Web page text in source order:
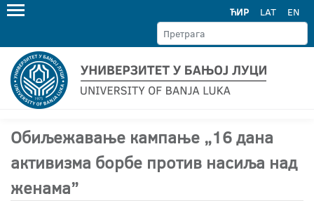
ЋИР LAT EN
Обиљежавање кампање „16 дана
активизма борбе против насиља над
женама”